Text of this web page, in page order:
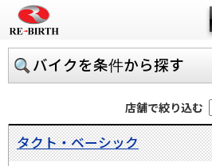
バイクを条件から探す
店舗で絞り込む
タクト・ベーシック